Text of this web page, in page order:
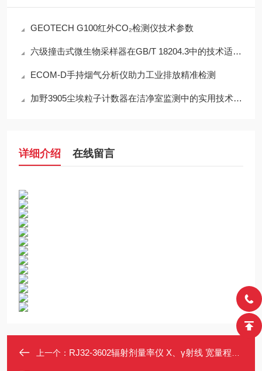
GEOTECH G100红外CO₂检测仪技术参数
六级撞击式微生物采样器在GB/T 18204.3中的技术适配性分析
ECOM-D手持烟气分析仪助力工业排放精准检测
加野3905尘埃粒子计数器在洁净室监测中的实用技术解析
详细介绍 在线留言
上一个： RJ32-3602辐射剂量率仪 X、γ射线 宽量程测量 环保核安全监测设备